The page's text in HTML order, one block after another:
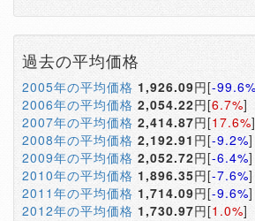
過去の平均価格
2005年の平均価格 1,926.09円[-99.6%
2006年の平均価格 2,054.22円[6.7%]
2007年の平均価格 2,414.87円[17.6%]
2008年の平均価格 2,192.91 円[-9.2%]
2009年の平均価格 2,052.72円[-6.4%]
2010年の平均価格 1,896.35円[-7.6%]
2011年の平均価格 1,714.09円[-9.6%]
2012年の平均価格 1,730.97円[1.0%]